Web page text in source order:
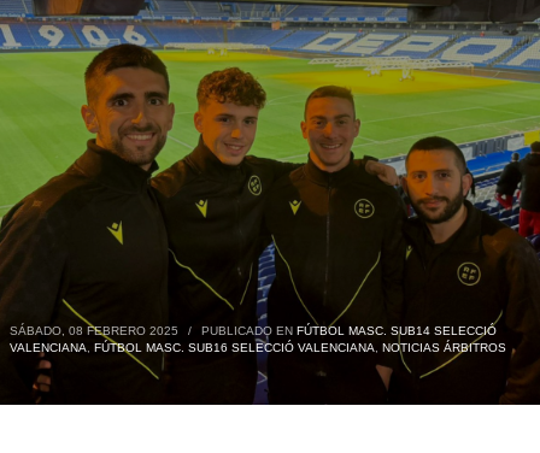
SÁBADO, 08 FEBRERO 2025 / PUBLICADO EN FÚTBOL MASC. SUB14 SELECCIÓ
VALENCIANA, FÚTBOL MASC. SUB16 SELECCIÓ VALENCIANA NOTICIAS ÁRBITROS